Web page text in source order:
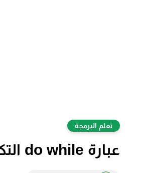
تعلم البرمجة
عبارة do while التكرارية - تعلم البرمجة بلغة C بلس بلس